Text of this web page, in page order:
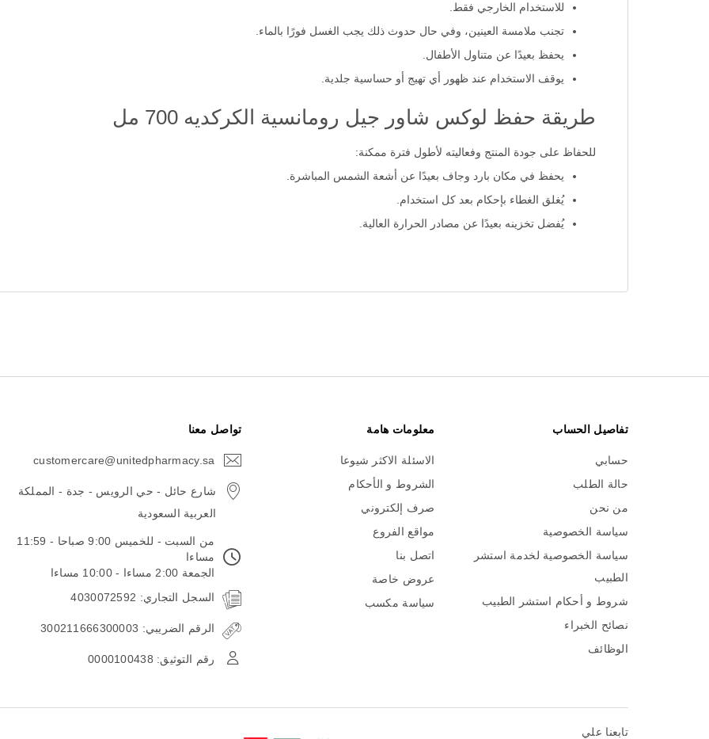
للاستخدام الخارجي فقط.
تجنب ملامسة العينين، وفي حال حدوث ذلك يجب الغسل فورًا بالماء.
يحفظ بعيدًا عن متناول الأطفال.
يوقف الاستخدام عند ظهور أي تهيج أو حساسية جلدية.
طريقة حفظ لوكس شاور جيل رومانسية الكركديه 700 مل
للحفاظ على جودة المنتج وفعاليته لأطول فترة ممكنة:
يحفظ في مكان بارد وجاف بعيدًا عن أشعة الشمس المباشرة.
يُغلق الغطاء بإحكام بعد كل استخدام.
يُفضل تخزينه بعيدًا عن مصادر الحرارة العالية.
تفاصيل الحساب
حسابي
حالة الطلب
من نحن
سياسة الخصوصية
سياسة الخصوصية لخدمة استشر
الطبيب
شروط و أحكام استشر الطبيب
نصائح الخبراء
الوظائف
معلومات هامة
الاسئلة الاكثر شيوعا
الشروط و الأحكام
صرف إلكتروني
مواقع الفروع
اتصل بنا
عروض خاصة
سياسة مكسب
تواصل معنا
customercare@unitedpharmacy.sa
شارع حائل - حي الرويس - جدة - المملكة
العربية السعودية
من السبت - للخميس 9:00 صباحا - 11:59
مساءا
الجمعة 2:00 مساءا - 10:00 مساءا
السجل التجاري: 4030072592
الرقم الضريبي: 300211666300003
رقم التوثيق: 0000100438
تابعنا علي